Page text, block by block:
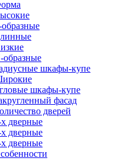
шкафы-купе
шкафы-купе
фасад
дверей
х дверные
дверные
дверные